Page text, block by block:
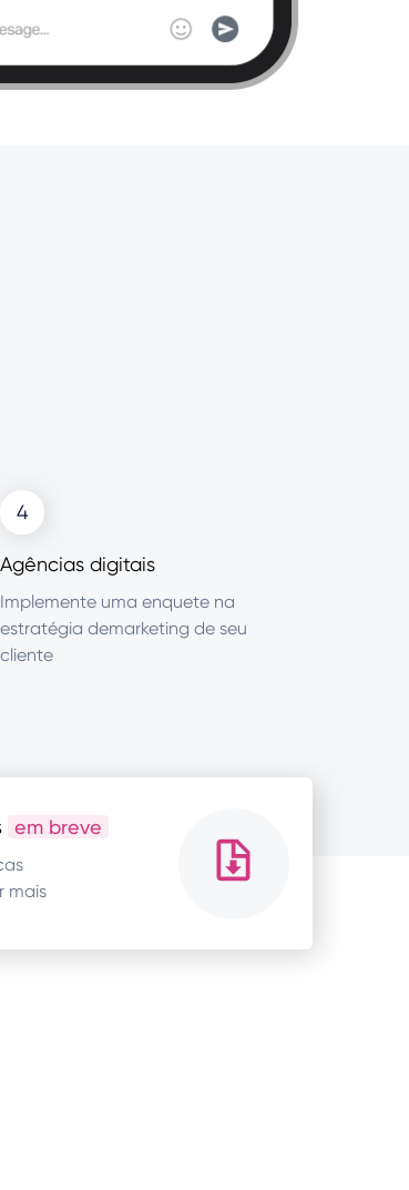
4
Agências digitais
Implemente uma enquete na
estratégia demarketing de seu
cliente
em breve
mais